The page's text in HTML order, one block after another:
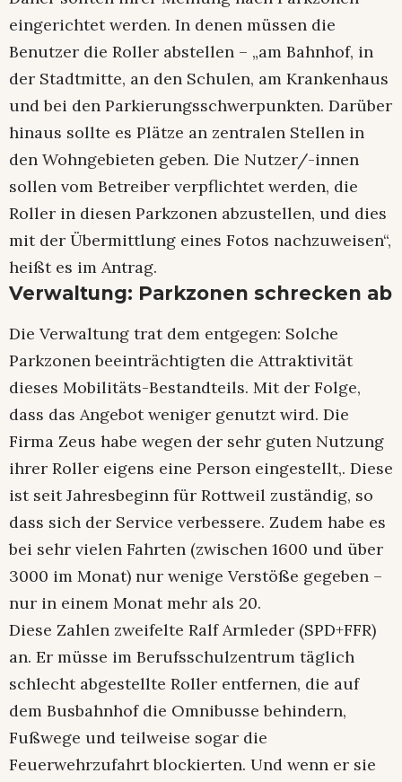
eingerichtet werden. In denen müssen die
Benutzer die Roller abstellen – „am Bahnhof, in
der Stadtmitte, an den Schulen, am Krankenhaus
und bei den Parkierungsschwerpunkten. Darüber
hinaus sollte es Plätze an zentralen Stellen in
den Wohngebieten geben. Die Nutzer/-innen
sollen vom Betreiber verpflichtet werden, die
Roller in diesen Parkzonen abzustellen, und dies
mit der Übermittlung eines Fotos nachzuweisen“,
heißt es im Antrag.
Verwaltung: Parkzonen schrecken ab
Die Verwaltung trat dem entgegen: Solche
Parkzonen beeinträchtigten die Attraktivität
dieses Mobilitäts-Bestandteils. Mit der Folge,
dass das Angebot weniger genutzt wird. Die
Firma Zeus habe wegen der sehr guten Nutzung
ihrer Roller eigens eine Person eingestellt,. Diese
ist seit Jahresbeginn für Rottweil zuständig, so
dass sich der Service verbessere. Zudem habe es
bei sehr vielen Fahrten (zwischen 1600 und über
3000 im Monat) nur wenige Verstöße gegeben –
nur in einem Monat mehr als 20.
Diese Zahlen zweifelte Ralf Armleder (SPD+FFR)
an. Er müsse im Berufsschulzentrum täglich
schlecht abgestellte Roller entfernen, die auf
dem Busbahnhof die Omnibusse behindern,
Fußwege und teilweise sogar die
Feuerwehrzufahrt blockierten. Und wenn er sie